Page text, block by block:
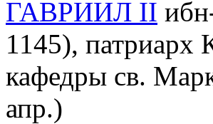
ГАВРИИЛ II
1145), патриарх
кафедры св.
апр.)